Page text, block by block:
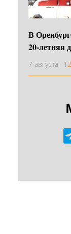
В
20-летняя
7 августа